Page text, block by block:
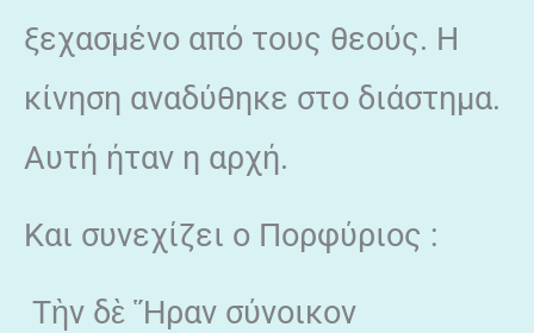
ξεχασμένο από τους θεούς. Η
κίνηση αναδύθηκε στο διάστημα.
Αυτή ήταν η αρχή.
Και συνεχίζει ο Πορφύριος :
Τὴν δὲ Ἥραν σύνοικον